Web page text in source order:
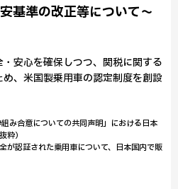
基準の改正等について～
安心を確保しつつ、関税に関する
、米国製乗用車の認定制度を創設
合意についての共同声明」における日本
粋）
が認証された乗用車について、日本国内で販